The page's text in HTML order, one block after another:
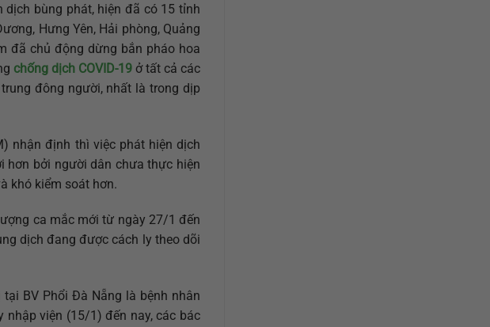
bùng phát, hiện đã có 15 tỉnh
Hưng Yên, Hải phòng, Quảng
đã chủ động dừng bắn pháo hoa
chống dịch COVID-19 ở tất cả các
đông người, nhất là trong dịp
nhận định thì việc phát hiện dịch
hơn bởi người dân chưa thực hiện
khó kiểm soát hơn.
ca mắc mới từ ngày 27/1 đến
dịch đang được cách ly theo dõi
BV Phổi Đà Nẵng là bệnh nhân
viện (15/1) đến nay, các bác